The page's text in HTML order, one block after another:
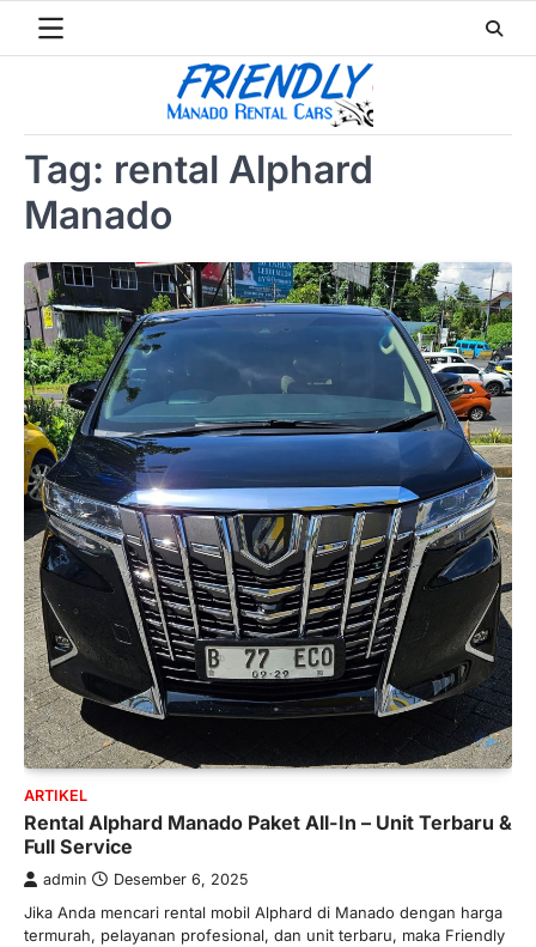
Tag: rental Alphard
Manado
ARTIKEL
Rental Alphard Manado Paket All-In – Unit Terbaru &
Full Service
admin Desember 6, 2025
Jika Anda mencari rental mobil Alphard di Manado dengan harga
termurah, pelayanan profesional, dan unit terbaru, maka Friendly